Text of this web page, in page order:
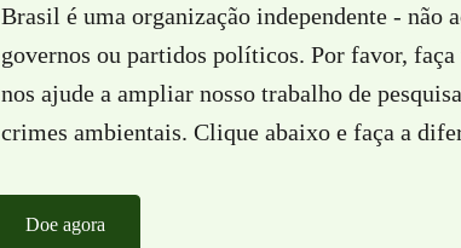
Brasil é uma organização independente - não
governos ou partidos políticos. Por favor, faça
nos ajude a ampliar nosso trabalho de
crimes ambientais. Clique abaixo e faça a
Doe agora